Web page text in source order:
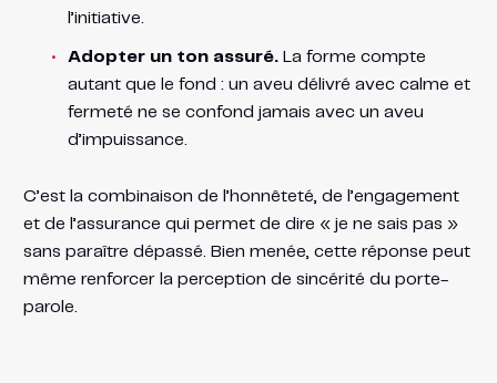
l’initiative.
Adopter un ton assuré.La forme compte
autant que le fond : un aveu délivré avec calme et
fermeté ne se confond jamais avec un aveu
d’impuissance.
C’est la combinaison de l’honnêteté, de l’engagement
et de l’assurance qui permet de dire « je ne sais pas »
sans paraître dépassé. Bien menée, cette réponse peut
même renforcer la perception de sincérité du porte-
parole.